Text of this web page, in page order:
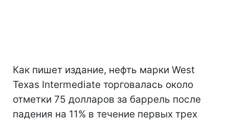
Как пишет издание, нефть марки West
Texas Intermediate торговалась около
отметки 75 долларов за баррель после
падения на 11% в течение первых трех